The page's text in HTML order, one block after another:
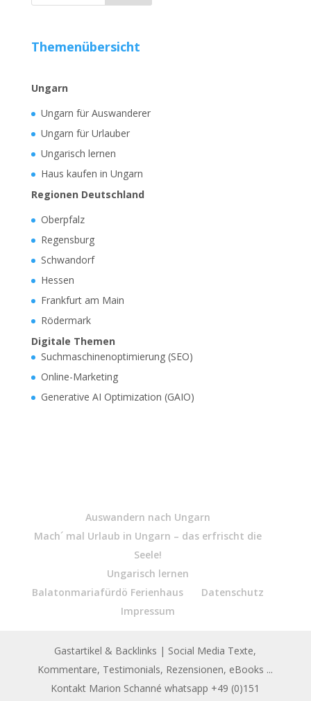
Themenübersicht
Ungarn
Ungarn für Auswanderer
Ungarn für Urlauber
Ungarisch lernen
Haus kaufen in Ungarn
Regionen Deutschland
Oberpfalz
Regensburg
Schwandorf
Hessen
Frankfurt am Main
Rödermark
Digitale Themen
Suchmaschinenoptimierung (SEO)
Online-Marketing
Generative AI Optimization (GAIO)
Auswandern nach Ungarn
Mach´ mal Urlaub in Ungarn – das erfrischt die
Seele!
Ungarisch lernen
Balatonmariafürdö Ferienhaus
Datenschutz
Impressum
Gastartikel & Backlinks | Social Media Texte,
Kommentare, Testimonials, Rezensionen, eBooks ...
Kontakt Marion Schanné whatsapp +49 (0)151